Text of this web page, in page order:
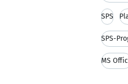
SPS
SPS-
MS